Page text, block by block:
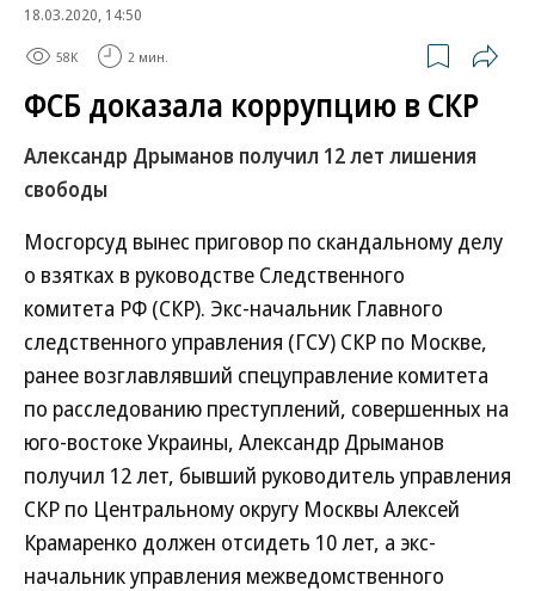
18.03.2020, 14:50
58K 2 мин.
ФСБ доказала коррупцию в СКР
Александр Дрыманов получил 12 лет лишения
свободы
Мосгорсуд вынес приговор по скандальному делу
о взятках в руководстве Следственного
комитета РФ (СКР). Экс-начальник Главного
следственного управления (ГСУ) СКР по Москве,
ранее возглавлявший спецуправление комитета
по расследованию преступлений, совершенных на
юго-востоке Украины, Александр Дрыманов
получил 12 лет, бывший руководитель управления
СКР по Центральному округу Москвы Алексей
Крамаренко должен отсидеть 10 лет, а экс-
начальник управления межведомственного